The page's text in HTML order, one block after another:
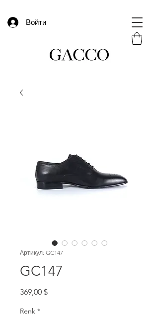
Войти
Артикул: GC147
GC147
369,00 $Цена
Renk *